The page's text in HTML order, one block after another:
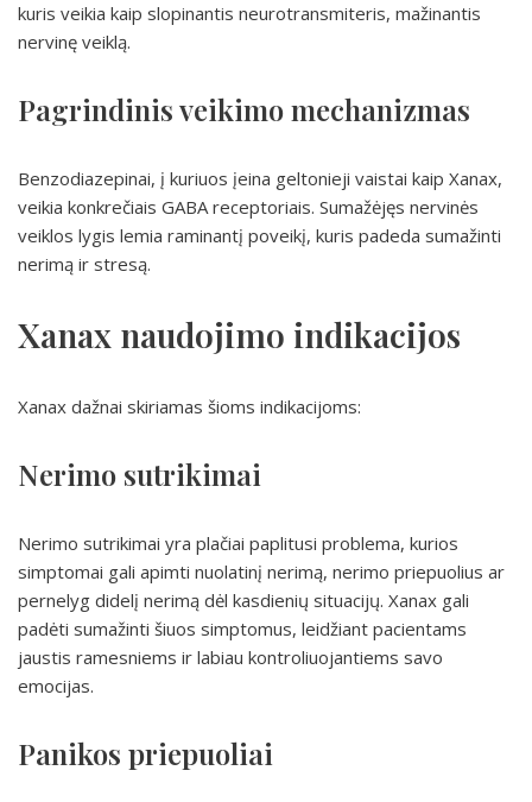
kuris veikia kaip slopinantis neurotransmiteris, mažinantis
nervinę veiklą.
Pagrindinis veikimo mechanizmas
Benzodiazepinai, į kuriuos įeina geltonieji vaistai kaip Xanax,
veikia konkrečiais GABA receptoriais. Sumažėjęs nervinės
veiklos lygis lemia raminantį poveikį, kuris padeda sumažinti
nerimą ir stresą.
Xanax naudojimo indikacijos
Xanax dažnai skiriamas šioms indikacijoms:
Nerimo sutrikimai
Nerimo sutrikimai yra plačiai paplitusi problema, kurios
simptomai gali apimti nuolatinį nerimą, nerimo priepuolius ar
pernelyg didelį nerimą dėl kasdienių situacijų. Xanax gali
padėti sumažinti šiuos simptomus, leidžiant pacientams
jaustis ramesniems ir labiau kontroliuojantiems savo
emocijas.
Panikos priepuoliai